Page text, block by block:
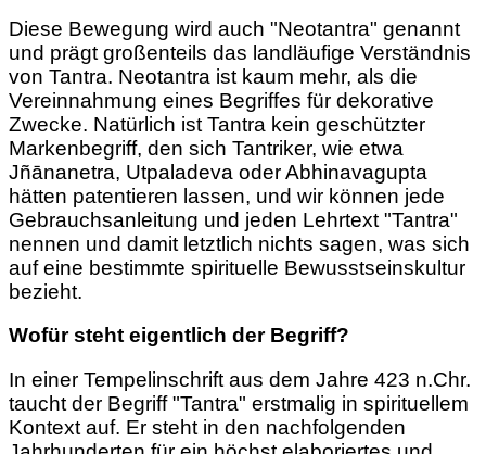
Diese Bewegung wird auch "Neotantra" genannt
und prägt großenteils das landläufige Verständnis
von Tantra. Neotantra ist kaum mehr, als die
Vereinnahmung eines Begriffes für dekorative
Zwecke. Natürlich ist Tantra kein geschützter
Markenbegriff, den sich Tantriker, wie etwa
Jñānanetra, Utpaladeva oder Abhinavagupta
hätten patentieren lassen, und wir können jede
Gebrauchsanleitung und jeden Lehrtext "Tantra"
nennen und damit letztlich nichts sagen, was sich
auf eine bestimmte spirituelle Bewusstseinskultur
bezieht.
Wofür steht eigentlich der Begriff?
In einer Tempelinschrift aus dem Jahre 423 n.Chr.
taucht der Begriff "Tantra" erstmalig in spirituellem
Kontext auf. Er steht in den nachfolgenden